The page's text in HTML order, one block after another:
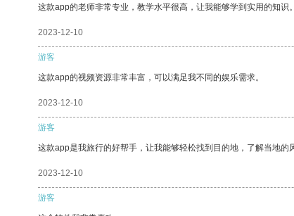
这款app的老师非常专业，教学水平很高，让我能够学到实用的知识。
2023-12-10
游客
这款app的视频资源非常丰富，可以满足我不同的娱乐需求。
2023-12-10
游客
这款app是我旅行的好帮手，让我能够轻松找到目的地，了解当地的
2023-12-10
游客